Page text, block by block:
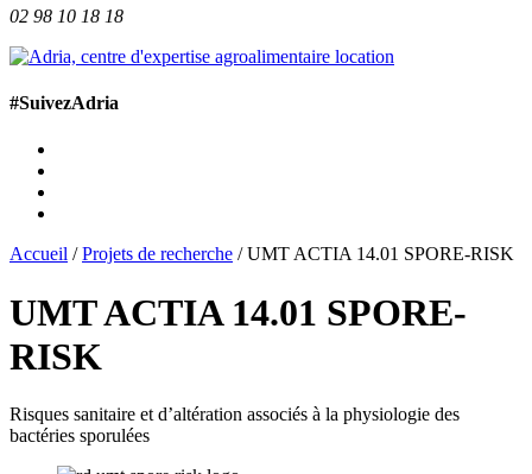
02 98 10 18 18
#SuivezAdria
Accueil /Projets de recherche /UMT ACTIA 14.01 SPORE-RISK
UMT ACTIA 14.01 SPORE-
RISK
Risques sanitaire et d’altération associés à la physiologie des
bactéries sporulées